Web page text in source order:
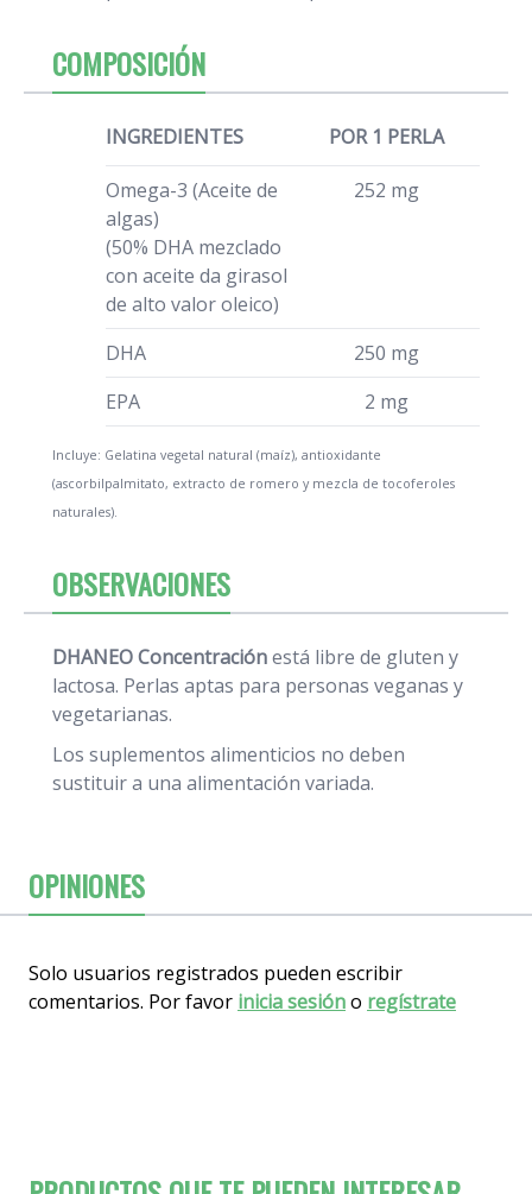
COMPOSICIÓN
INGREDIENTES POR 1 PERLA
Omega-3 (Aceite de
algas)
(50% DHA mezclado
con aceite da girasol
de alto valor oleico)
252 mg
DHA
250 mg
EPA
2 mg
Incluye: Gelatina vegetal natural (maíz), antioxidante
(ascorbilpalmitato, extracto de romero y mezcla de tocoferoles
naturales).
OBSERVACIONES
DHANEO Concentraciónestá libre de gluten y
lactosa. Perlas aptas para personas veganas y
vegetarianas.
Los suplementos alimenticios no deben
sustituir a una alimentación variada.
OPINIONES
Solo usuarios registrados pueden escribir
comentarios. Por favor inicia sesióno regístrate